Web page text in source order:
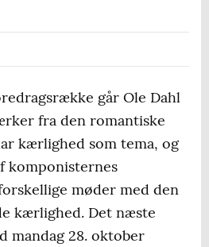
går Ole Dahl
fra den romantiske
kærlighed som tema, og
komponisternes
møder med den
kærlighed. Det næste
mandag 28. oktober